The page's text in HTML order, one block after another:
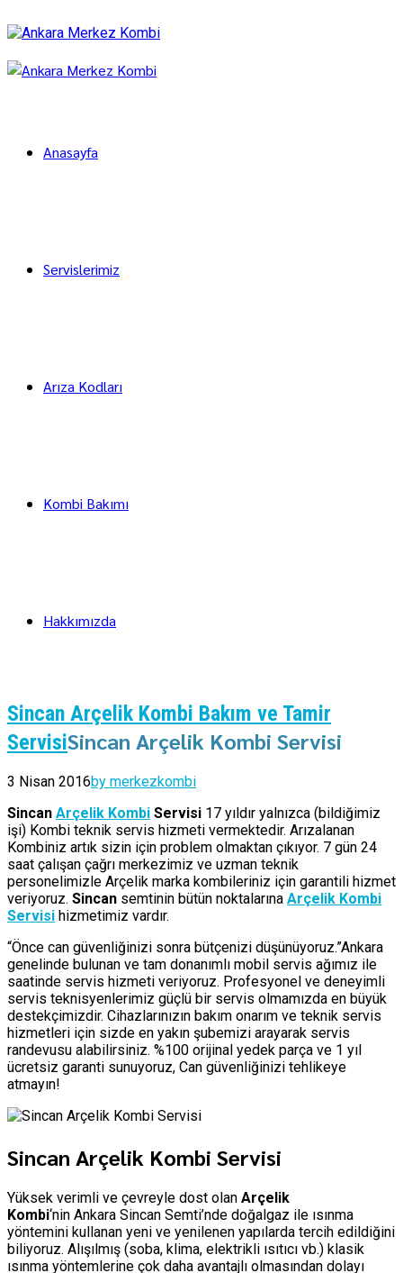
Anasayfa
Servislerimiz
Arıza Kodları
Kombi Bakımı
Hakkımızda
Sincan Arçelik Kombi Bakım ve Tamir
ServisiSincan Arçelik Kombi Servisi
3 Nisan 2016by merkezkombi
Sincan Arçelik Kombi Servisi 17 yıldır yalnızca (bildiğimiz
işi) Kombi teknik servis hizmeti vermektedir. Arızalanan
Kombiniz artık sizin için problem olmaktan çıkıyor. 7 gün 24
saat çalışan çağrı merkezimiz ve uzman teknik
personelimizle Arçelik marka kombileriniz için garantili hizmet
veriyoruz. Sincan semtinin bütün noktalarına Arçelik Kombi
Servisi hizmetimiz vardır.
“Önce can güvenliğinizi sonra bütçenizi düşünüyoruz.”Ankara
genelinde bulunan ve tam donanımlı mobil servis ağımız ile
saatinde servis hizmeti veriyoruz. Profesyonel ve deneyimli
servis teknisyenlerimiz güçlü bir servis olmamızda en büyük
destekçimizdir. Cihazlarınızın bakım onarım ve teknik servis
hizmetleri için sizde en yakın şubemizi arayarak servis
randevusu alabilirsiniz. %100 orijinal yedek parça ve 1 yıl
ücretsiz garanti sunuyoruz, Can güvenliğinizi tehlikeye
atmayın!
Sincan Arçelik Kombi Servisi
Yüksek verimli ve çevreyle dost olan Arçelik
Kombi‘nin Ankara Sincan Semti’nde doğalgaz ile ısınma
yöntemini kullanan yeni ve yenilenen yapılarda tercih edildiğini
biliyoruz. Alışılmış (soba, klima, elektrikli ısıtıcı vb.) klasik
ısınma yöntemlerine çok daha avantajlı olmasından dolayı